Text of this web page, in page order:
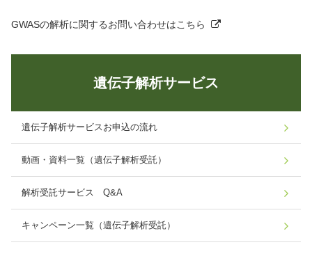
GWASの解析に関するお問い合わせはこちら
遺伝子解析サービス
遺伝子解析サービスお申込の流れ
動画・資料一覧（遺伝子解析受託）
解析受託サービス Q&A
キャンペーン一覧（遺伝子解析受託）